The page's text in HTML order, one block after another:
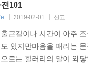
전101
2019-02-01 신고
근길이나 시간이 아주
있지만마음을 때리는
로는 힐러리의 말이 와